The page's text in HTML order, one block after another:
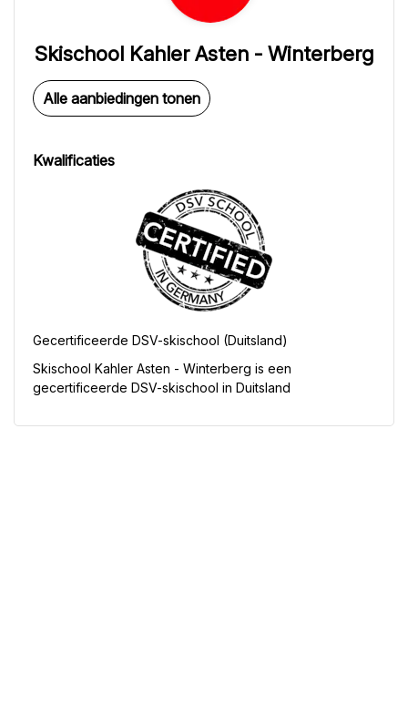
Skischool Kahler Asten - Winterberg
Alle aanbiedingen tonen
Kwalificaties
Gecertificeerde DSV-skischool (Duitsland)
Skischool Kahler Asten - Winterberg is een
gecertificeerde DSV-skischool in Duitsland